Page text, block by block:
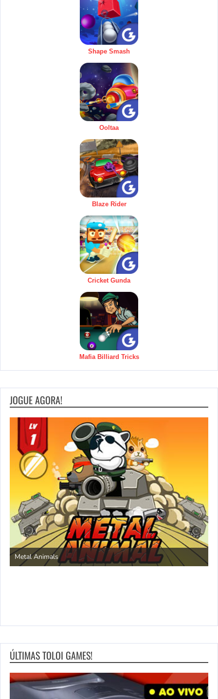
Shape Smash
Ooltaa
Blaze Rider
Cricket Gunda
Mafia Billiard Tricks
JOGUE AGORA!
Metal Animals
ÚLTIMAS TOLOI GAMES!